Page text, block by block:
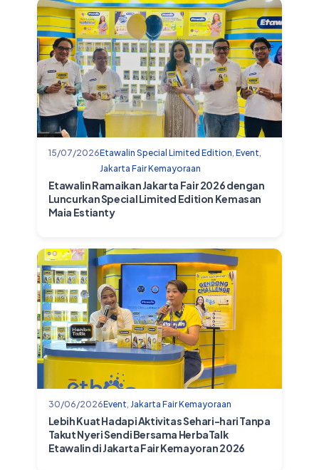
15/07/2026Etawalin Special Limited Edition, Event,
Jakarta Fair Kemayoraan
Etawalin Ramaikan Jakarta Fair 2026 dengan
Luncurkan Special Limited Edition Kemasan
Maia Estianty
30/06/2026Event, Jakarta Fair Kemayoraan
Lebih Kuat Hadapi Aktivitas Sehari-hari Tanpa
Takut Nyeri Sendi Bersama HerbaTalk
Etawalin di Jakarta Fair Kemayoran 2026